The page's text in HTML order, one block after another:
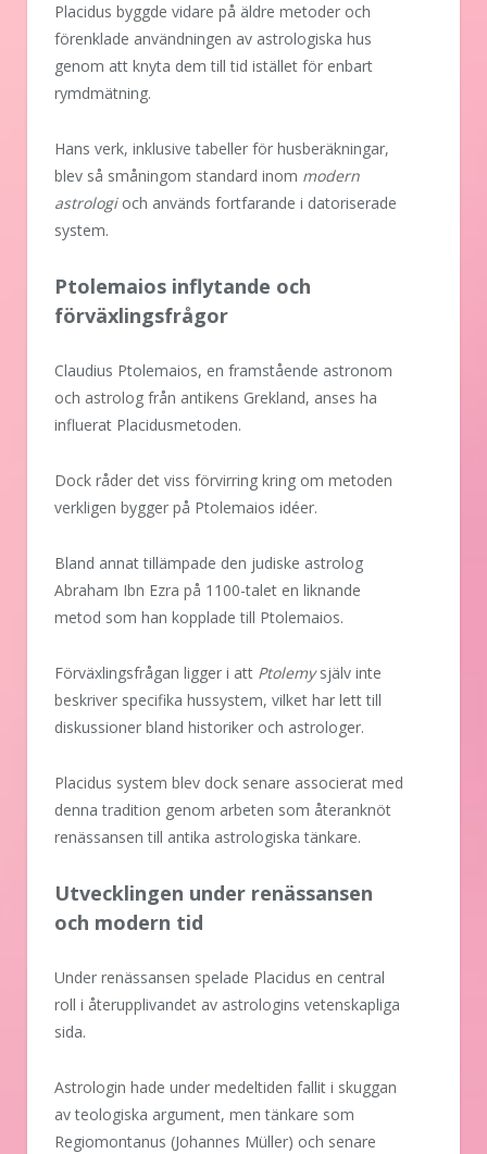
Placidus byggde vidare på äldre metoder och
förenklade användningen av astrologiska hus
genom att knyta dem till tid istället för enbart
rymdmätning.
Hans verk, inklusive tabeller för husberäkningar,
blev så småningom standard inom modern
astrologioch används fortfarande i datoriserade
system.
Ptolemaios inflytande och
förväxlingsfrågor
Claudius Ptolemaios, en framstående astronom
och astrolog från antikens Grekland, anses ha
influerat Placidusmetoden.
Dock råder det viss förvirring kring om metoden
verkligen bygger på Ptolemaios idéer.
Bland annat tillämpade den judiske astrolog
Abraham Ibn Ezra på 1100-talet en liknande
metod som han kopplade till Ptolemaios.
Förväxlingsfrågan ligger i att Ptolemysjälv inte
beskriver specifika hussystem, vilket har lett till
diskussioner bland historiker och astrologer.
Placidus system blev dock senare associerat med
denna tradition genom arbeten som återanknöt
renässansen till antika astrologiska tänkare.
Utvecklingen under renässansen
och modern tid
Under renässansen spelade Placidus en central
roll i återupplivandet av astrologins vetenskapliga
sida.
Astrologin hade under medeltiden fallit i skuggan
av teologiska argument, men tänkare som
Regiomontanus (Johannes Müller) och senare